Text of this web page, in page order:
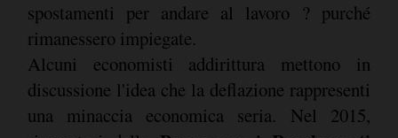
spostamenti per andare al lavoro ? purché
rimanessero impiegate.
Alcuni economisti addirittura mettono in
discussione l'idea che la deflazione rappresenti
una minaccia economica seria. Nel 2015,